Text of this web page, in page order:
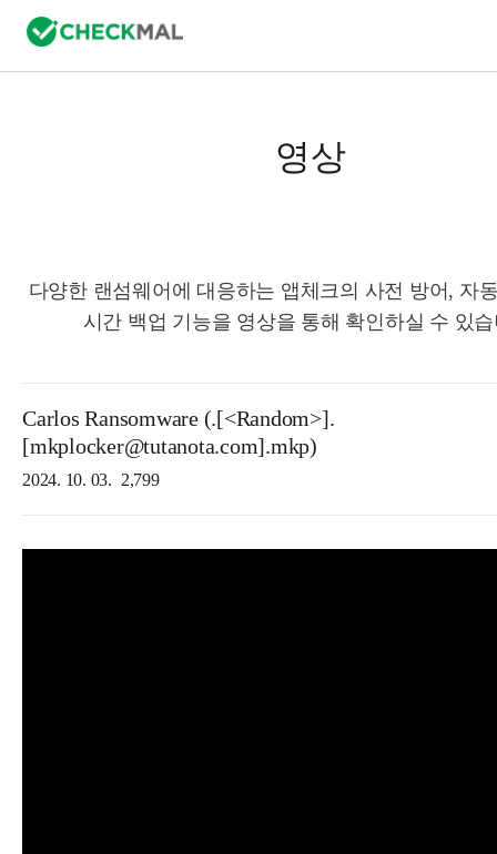
영상
다양한 랜섬웨어에 대응하는 앱체크의 사전 방어, 자
시간 백업 기능을 영상을 통해 확인하실 수 있
Carlos Ransomware (.[<Random>].
[mkplocker@tutanota.com].mkp)
2024. 10. 03. 2,799